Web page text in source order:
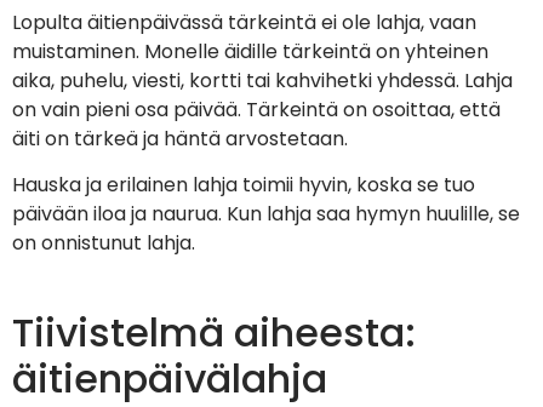
Lopulta äitienpäivässä tärkeintä ei ole lahja, vaan
muistaminen. Monelle äidille tärkeintä on yhteinen
aika, puhelu, viesti, kortti tai kahvihetki yhdessä. Lahja
on vain pieni osa päivää. Tärkeintä on osoittaa, että
äiti on tärkeä ja häntä arvostetaan.
Hauska ja erilainen lahja toimii hyvin, koska se tuo
päivään iloa ja naurua. Kun lahja saa hymyn huulille, se
on onnistunut lahja.
Tiivistelmä aiheesta:
äitienpäivälahja